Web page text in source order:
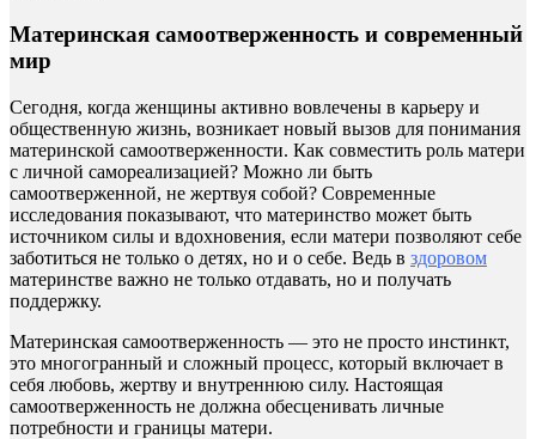
Материнская самоотверженность и современный
мир
Сегодня, когда женщины активно вовлечены в карьеру и
общественную жизнь, возникает новый вызов для понимания
материнской самоотверженности. Как совместить роль матери
с личной самореализацией? Можно ли быть
самоотверженной, не жертвуя собой? Современные
исследования показывают, что материнство может быть
источником силы и вдохновения, если матери позволяют себе
заботиться не только о детях, но и о себе. Ведь в здоровом
материнстве важно не только отдавать, но и получать
поддержку.
Материнская самоотверженность — это не просто инстинкт,
это многогранный и сложный процесс, который включает в
себя любовь, жертву и внутреннюю силу. Настоящая
самоотверженность не должна обесценивать личные
потребности и границы матери.